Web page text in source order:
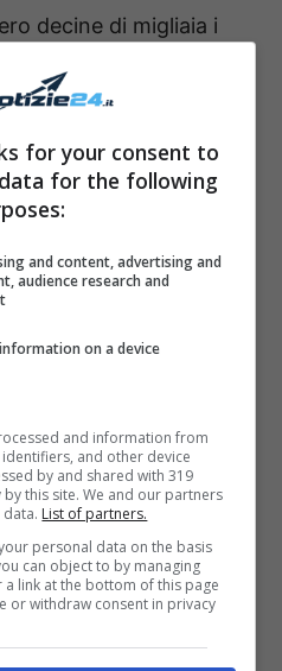
decine di migliaia i
solo i depositi
ad euro 100 i cui
alla procedura,
alla comunicazione
a tutti i titolari di
nel termine
dall’avviso. Nel caso
“opporre”, ildeposito
for your consent to
for the following
and content, advertising and
audience research and
on a device
and information from
and other device
by and shared with 319
this site. We and our partners
List of partners.
personal data on the basis
can object to by managing
link at the bottom of this page
or withdraw consent in privacy